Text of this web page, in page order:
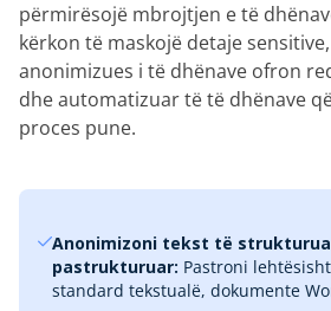
përmirësojë mbrojtjen e të
kërkon të maskojë detaje
anonimizues i të dhënave ofron
dhe automatizuar të të dhënave
proces pune.
Anonimizoni tekst të
pastrukturuar: Pastroni
standard tekstualë, dokumente